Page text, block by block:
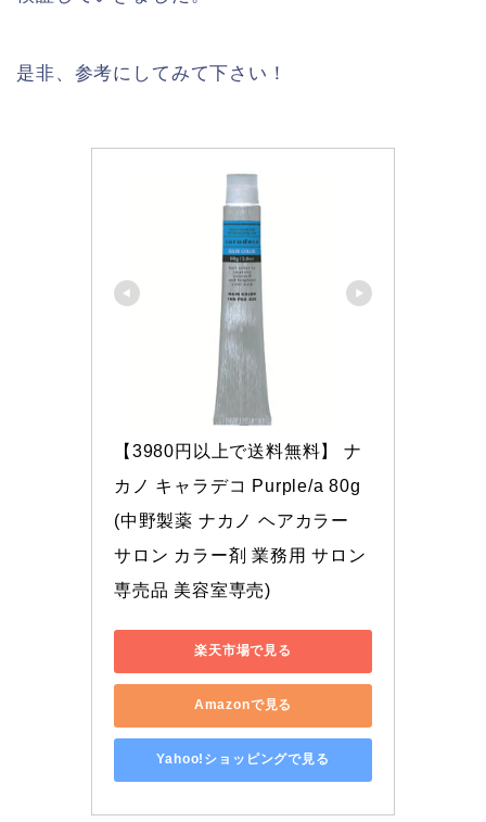
是非、参考にしてみて下さい！
【3980円以上で送料無料】 ナ
カノ キャラデコ Purple/a 80g
(中野製薬 ナカノ ヘアカラー
サロン カラー剤 業務用 サロン
専売品 美容室専売)
楽天市場で見る
Amazonで見る
Yahoo!ショッピングで見る